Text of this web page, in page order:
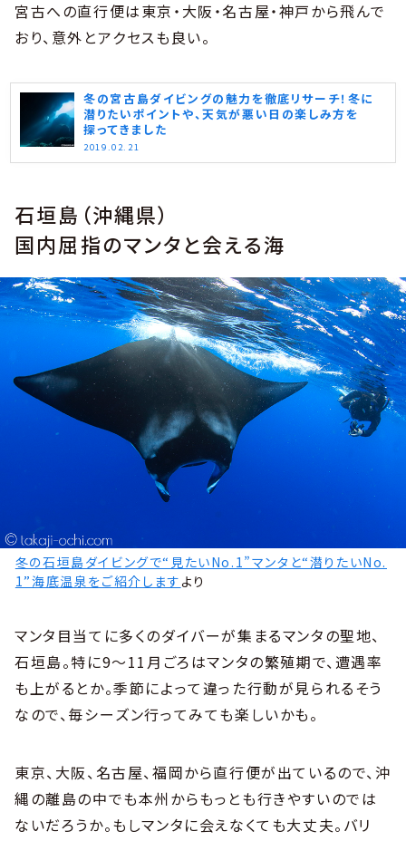
宮古への直行便は東京・大阪・名古屋・神戸から飛んで
おり、意外とアクセスも良い。
冬の宮古島ダイビングの魅力を徹底リサーチ！冬に
潜りたいポイントや、天気が悪い日の楽しみ方を
探ってきました
2019.02.21
石垣島（沖縄県）
国内屈指のマンタと会える海
冬の石垣島ダイビングで“見たいNo.1”マンタと“潜りたいNo.
1”海底温泉をご紹介します より
マンタ目当てに多くのダイバーが集まるマンタの聖地、
石垣島。特に9〜11月ごろはマンタの繁殖期で、遭遇率
も上がるとか。季節によって違った行動が見られるそう
なので、毎シーズン行ってみても楽しいかも。
東京、大阪、名古屋、福岡から直行便が出ているので、沖
縄の離島の中でも本州からもっとも行きやすいのでは
ないだろうか。もしマンタに会えなくても大丈夫。バリ